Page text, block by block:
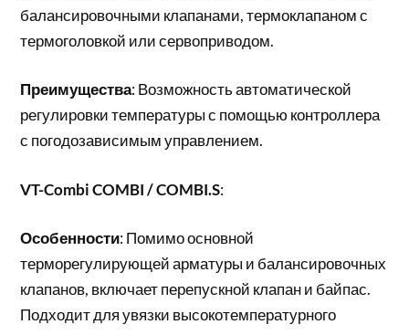
балансировочными клапанами, термоклапаном с
термоголовкой или сервоприводом.
Преимущества: Возможность автоматической
регулировки температуры с помощью контроллера
с погодозависимым управлением.
VT-Combi COMBI / COMBI.S:
Особенности: Помимо основной
терморегулирующей арматуры и балансировочных
клапанов, включает перепускной клапан и байпас.
Подходит для увязки высокотемпературного